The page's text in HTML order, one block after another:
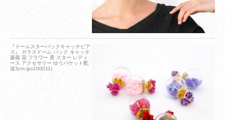
『ドームスターバックキャッチピア
ス』 ガラスドーム バック キャッチ
薔薇 花 フラワー 星 スター レディ
ース アクセサリー ゆうパケット配
送3cm (ps100011)